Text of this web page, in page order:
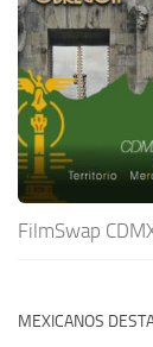
FilmSwap
MEXICANOS